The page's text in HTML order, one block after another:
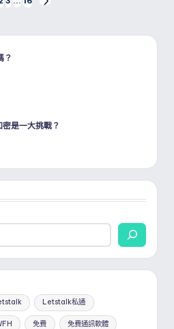
？
是一大挑戰？
Letstalk私通
免費 免費通訊軟體